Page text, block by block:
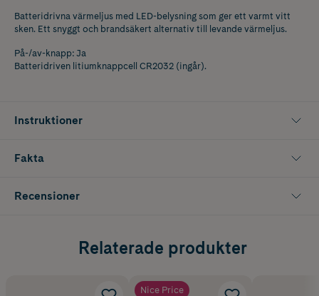
Batteridrivna värmeljus med LED-belysning som ger ett varmt vitt
sken. Ett snyggt och brandsäkert alternativ till levande värmeljus.
På-/av-knapp: Ja
Batteridriven litiumknappcell CR2032 (ingår).
Instruktioner
Fakta
Recensioner
Relaterade produkter
Nice Price